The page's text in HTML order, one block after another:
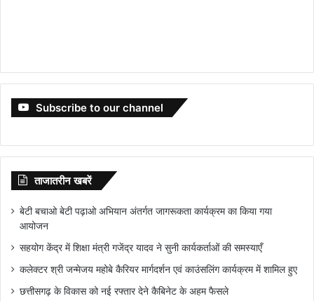
Subscribe to our channel
ताजातरीन खबरें
बेटी बचाओ बेटी पढ़ाओ अभियान अंतर्गत जागरूकता कार्यक्रम का किया गया
आयोजन
सहयोग केंद्र में शिक्षा मंत्री गजेंद्र यादव ने सुनी कार्यकर्ताओं की समस्याएँ
कलेक्टर श्री जन्मेजय महोबे कैरियर मार्गदर्शन एवं काउंसलिंग कार्यक्रम में शामिल हुए
छत्तीसगढ़ के विकास को नई रफ्तार देने कैबिनेट के अहम फैसले